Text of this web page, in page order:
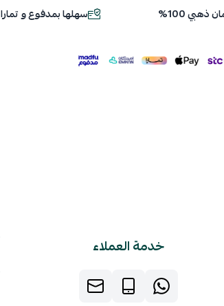
الملف هنا
ذهبي 100% سهلها بمدفوع و تمارا
خدمة العملاء